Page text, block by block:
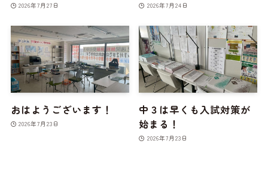
2026年7月27日 2026年7月24日
おはようございます！
2026年7月23日
中３は早くも入試対策が
始まる！
2026年7月23日